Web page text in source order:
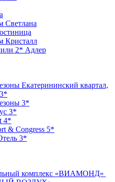
Светлана
Кристалл
2* Адлер
Екатерининский квартал,
3*
3*
4*
& Congress 5*
3*
комплекс «ВИАМОНД»